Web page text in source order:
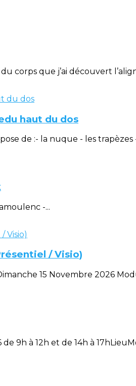
corps que j’ai découvert
haut du dos
de :- la nuque - les trapèzes -
-...
/ Visio)
15 Novembre 2026
9h à 12h et de 14h à